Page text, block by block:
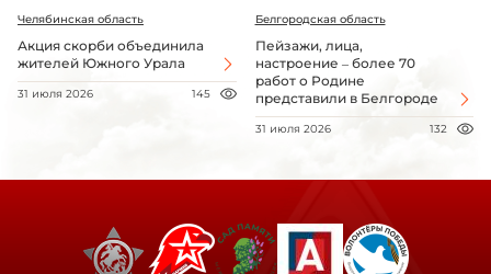
Челябинская область
Акция скорби объединила
жителей Южного Урала
31 июля 2026 145
Белгородская область
Пейзажи, лица,
настроение – более 70
работ о Родине
представили в Белгороде
31 июля 2026 132